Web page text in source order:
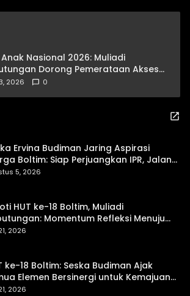
Nasional 2026: Muliadi
Dorong Pemerataan Akses
dan Proteksi Digital Anak Sulut
2026 0
Ervina Budiman Jaring Aspirasi
Boltim: Siap Perjuangkan IPR, Jalan
hingga Pemasaran UMKM
5, 2026
HUT ke-18 Boltim, Muliadi
Momentum Refleksi Menuju
Mandiri dan Berdaya Saing
2026
ke-18 Boltim: Seska Budiman Ajak
Elemen Bersinergi untuk Kemajuan
2026